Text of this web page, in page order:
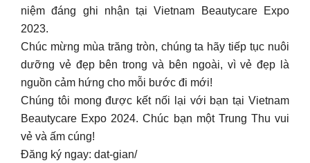
niệm đáng ghi nhận tại Vietnam Beautycare Expo
2023.
Chúc mừng mùa trăng tròn, chúng ta hãy tiếp tục nuôi
dưỡng vẻ đẹp bên trong và bên ngoài, vì vẻ đẹp là
nguồn cảm hứng cho mỗi bước đi mới!
Chúng tôi mong được kết nối lại với bạn tại Vietnam
Beautycare Expo 2024. Chúc bạn một Trung Thu vui
vẻ và ấm cúng!
Đăng ký ngay: dat-gian/